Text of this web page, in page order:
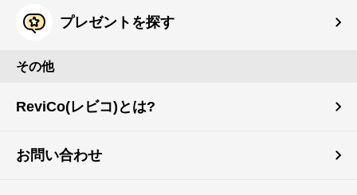
プレゼントを探す
その他
ReviCo(レビコ)とは?
お問い合わせ